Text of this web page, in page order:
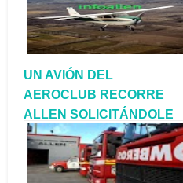
UN AVIÓN DEL
AEROCLUB RECORRE
ALLEN SOLICITÁNDOLE
A LA POBLACIÓN QUE SE
QUEDE EN SU DOMICILIO